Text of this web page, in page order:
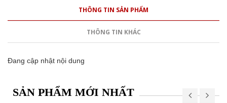
THÔNG TIN SẢN PHẨM
THÔNG TIN KHÁC
Đang cập nhật nội dung
SẢN PHẨM MỚI NHẤT